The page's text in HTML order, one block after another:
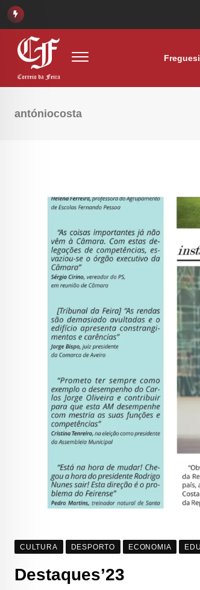
antóniocosta
CULTURA DESPORTO ECONOMIA
Destaques’23